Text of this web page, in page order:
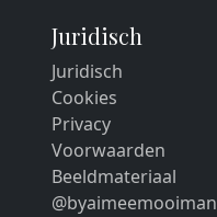
Juridisch
Juridisch
Cookies
Privacy
Voorwaarden
Beeldmateriaal
@byaimeemooiman